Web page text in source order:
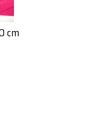
cm